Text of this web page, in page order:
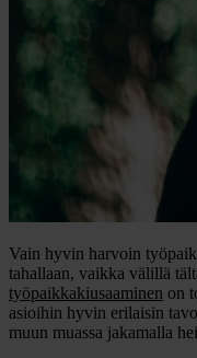
Vain hyvin harvoin
tahallaan, vaikka välillä
työpaikkakiusaaminen on
asioihin hyvin erilaisin
muun muassa jakamalla